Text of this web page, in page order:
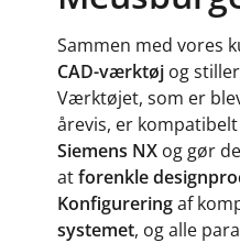
Sammen med vores
CAD-værktøj og
Værktøjet, som er
årevis, er
Siemens NX og gør
atforenkle
Konfigureringaf
systemet, og alle